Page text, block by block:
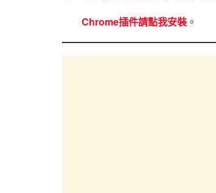
Chrome插件請點我安裝 。